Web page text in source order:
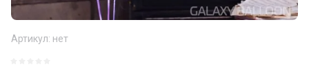
Артикул: нет